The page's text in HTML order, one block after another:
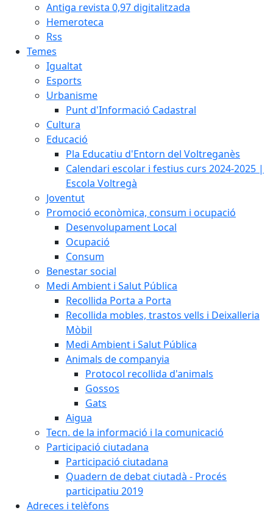
Antiga revista 0,97 digitalitzada
Hemeroteca
Rss
Temes
Igualtat
Esports
Urbanisme
Punt d'Informació Cadastral
Cultura
Educació
Pla Educatiu d'Entorn del Voltreganès
Calendari escolar i festius curs 2024-2025 |
Escola Voltregà
Joventut
Promoció econòmica, consum i ocupació
Desenvolupament Local
Ocupació
Consum
Benestar social
Medi Ambient i Salut Pública
Recollida Porta a Porta
Recollida mobles, trastos vells i Deixalleria
Mòbil
Medi Ambient i Salut Pública
Animals de companyia
Protocol recollida d'animals
Gossos
Gats
Aigua
Tecn. de la informació i la comunicació
Participació ciutadana
Participació ciutadana
Quadern de debat ciutadà - Procés
participatiu 2019
Adreces i telèfons